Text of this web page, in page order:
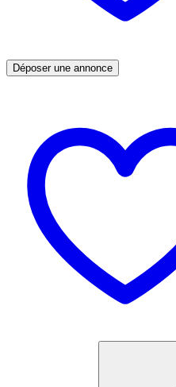
Déposer une annonce